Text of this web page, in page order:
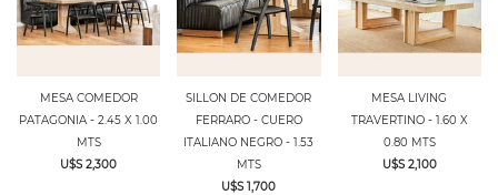
MESA COMEDOR
PATAGONIA - 2.45 X 1.00
MTS
U$S 2,300
SILLON DE COMEDOR
FERRARO - CUERO
ITALIANO NEGRO - 1.53
MTS
U$S 1,700
MESA LIVING
TRAVERTINO - 1.60 X
0.80 MTS
U$S 2,100